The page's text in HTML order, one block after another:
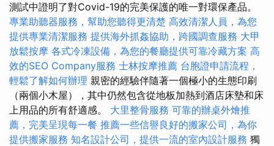
測試中證明了對Covid-19的完美保護的唯一對環保產品。
專業助聽器服務，幫助您聽得更清楚 高效清潔人員，為您
提供專業清潔服務 提供海外抓姦協助，跨國調查服務 大甲
放鬆按摩 各式冷凍設備，為您的餐廳提供可靠冷藏方案 高
效的SEO Company服務 士林按摩推薦 台胞證申請流程，
輕鬆了解如何辦理 親密的經驗伴隨著一個極小的生態印刷
（兩個小木屋），其中仍然包含從地板加熱到酒店床墊和床
上用品的所有舒適感。 大里整骨服務 可靠的辦桌外燴推
薦，完美呈現每一餐 推薦一些信譽良好的搬家公司，為你
提供搬家服務 知名設計公司，提供一流的室內設計服務 獨